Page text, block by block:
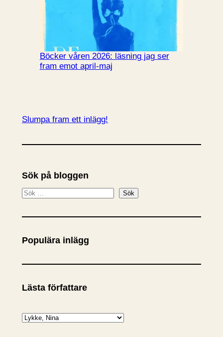
Böcker våren 2026: läsning jag ser
fram emot april-maj
Slumpa fram ett inlägg!
Sök på bloggen
S
k
Sök
Populära inlägg
Lästa författare
K